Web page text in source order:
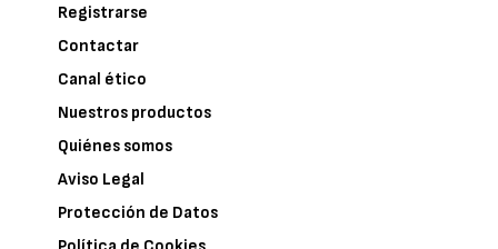
Registrarse
Contactar
Canal ético
Nuestros productos
Quiénes somos
Aviso Legal
Protección de Datos